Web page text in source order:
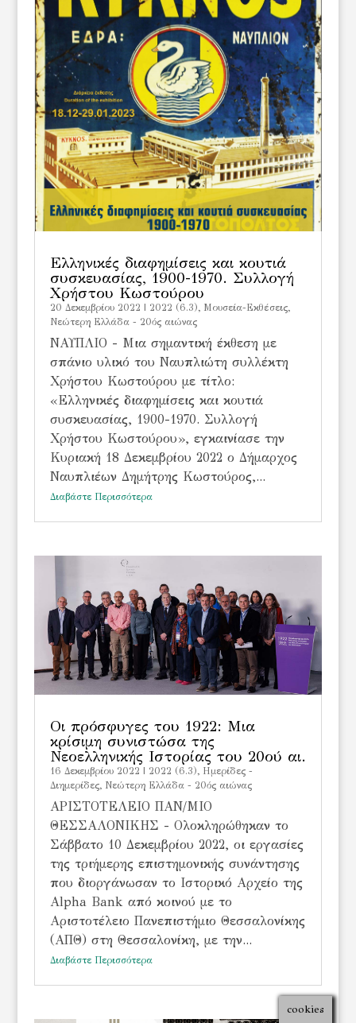
Ελληνικές διαφημίσεις και κουτιά
συσκευασίας, 1900-1970. Συλλογή
Χρήστου Κωστούρου
20 Δεκεμβρίου 2022 2022 (6.3), Μουσεία-Εκθέσεις,
Νεώτερη Ελλάδα - 20ός αιώνας
ΝΑΥΠΛΙΟ - Μια σημαντική έκθεση με
σπάνιο υλικό του Ναυπλιώτη συλλέκτη
Χρήστου Κωστούρου με τίτλο:
«Ελληνικές διαφημίσεις και κουτιά
συσκευασίας, 1900-1970. Συλλογή
Χρήστου Κωστούρου», εγκαινίασε την
Κυριακή 18 Δεκεμβρίου 2022 ο Δήμαρχος
Ναυπλιέων Δημήτρης Κωστούρος,...
Διαβάστε Περισσότερα
Οι πρόσφυγες του 1922: Μια
κρίσιμη συνιστώσα της
Νεοελληνικής Ιστορίας του 20ού αι.
16 Δεκεμβρίου 2022 2022 (6.3), Ημερίδες -
Διημερίδες, Νεώτερη Ελλάδα - 20ός αιώνας
ΑΡΙΣΤΟΤΕΛΕΙΟ ΠΑΝ/ΜΙΟ
ΘΕΣΣΑΛΟΝΙΚΗΣ - Ολοκληρώθηκαν το
Σάββατο 10 Δεκεμβρίου 2022, οι εργασίες
της τριήμερης επιστημονικής συνάντησης
που διοργάνωσαν το Ιστορικό Αρχείο της
Alpha Bank από κοινού με το
Αριστοτέλειο Πανεπιστήμιο Θεσσαλονίκης
(ΑΠΘ) στη Θεσσαλονίκη, με την...
Διαβάστε Περισσότερα
cookies